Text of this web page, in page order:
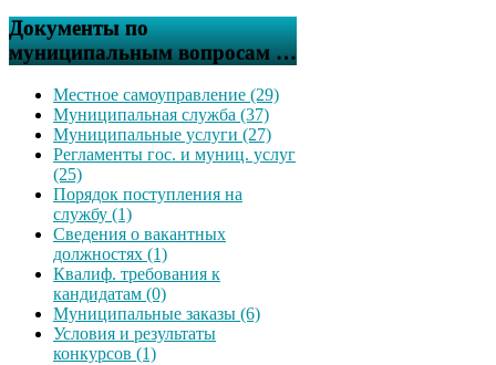
Документы по
муниципальным вопросам …
Местное самоуправление (29)
Муниципальная служба (37)
Муниципальные услуги (27)
Регламенты гос. и муниц. услуг
(25)
Порядок поступления на
службу (1)
Сведения о вакантных
должностях (1)
Квалиф. требования к
кандидатам (0)
Муниципальные заказы (6)
Условия и результаты
конкурсов (1)